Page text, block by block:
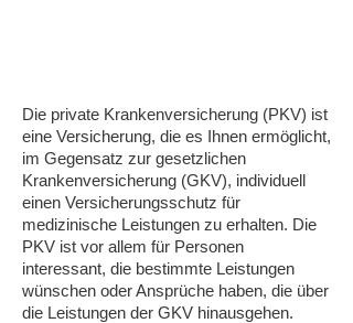
Die private Krankenversicherung (PKV) ist
eine Versicherung, die es Ihnen ermöglicht,
im Gegensatz zur gesetzlichen
Krankenversicherung (GKV), individuell
einen Versicherungsschutz für
medizinische Leistungen zu erhalten. Die
PKV ist vor allem für Personen
interessant, die bestimmte Leistungen
wünschen oder Ansprüche haben, die über
die Leistungen der GKV hinausgehen.